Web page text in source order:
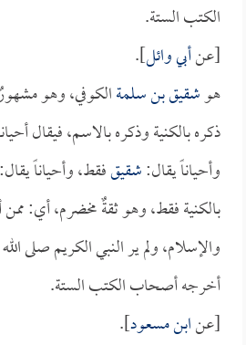
الكتب الستة.
[عنأبي وائل].
هوشقيق بن سلمةالكوفي، وهو
ذكره بالكنية وذكره بالاسم، فيقال
وأحياناً يقال:شقيقفقط، وأحياناً
بالكنية فقط، وهو ثقةٌ مخضرم، أي: ممن
والإسلام، ولم ير النبي الكريم صلى
أخرجه أصحاب الكتب الستة.
[عنابن مسعود].